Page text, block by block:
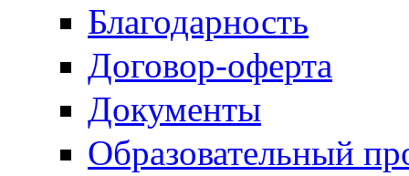
Благодарность
Договор-оферта
Документы
Образовательный